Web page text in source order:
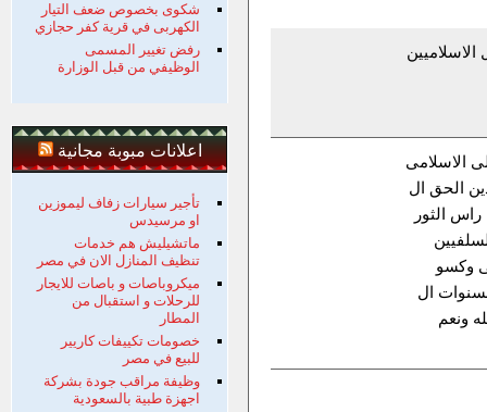
الاسلامى
الحق ال
الثور
وكسو
ال
ونعم
شكوى بخصوص ضعف التيار
الكهربى في قرية كفر حجازي
رفض تغيير المسمى
الوظيفي من قبل الوزارة
اعلانات مبوبة مجانية
تأجير سيارات زفاف ليموزين
او مرسيدس
ماتشيليش هم خدمات
تنظيف المنازل الان في مصر
ميكروباصات و باصات للايجار
للرحلات و استقبال من
المطار
خصومات تكييفات كاريير
للبيع في مصر
وظيفة مراقب جودة بشركة
اجهزة طبية بالسعودية